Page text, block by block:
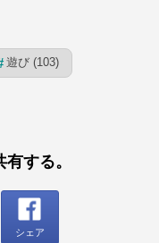
遊び (103)
する。
シェア